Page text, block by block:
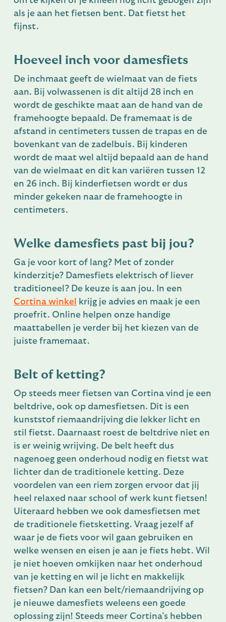
als je aan het fietsen bent. Dat fietst het
fijnst.
Hoeveel inch voor damesfiets
De inchmaat geeft de wielmaat van de fiets
aan. Bij volwassenen is dit altijd 28 inch en
wordt de geschikte maat aan de hand van de
framehoogte bepaald. De framemaat is de
afstand in centimeters tussen de trapas en de
bovenkant van de zadelbuis. Bij kinderen
wordt de maat wel altijd bepaald aan de hand
van de wielmaat en dit kan variëren tussen 12
en 26 inch. Bij kinderfietsen wordt er dus
minder gekeken naar de framehoogte in
centimeters.
Welke damesfiets past bij jou?
Ga je voor kort of lang? Met of zonder
kinderzitje? Damesfiets elektrisch of liever
traditioneel? De keuze is aan jou. In een
Cortina winkel
krijg je advies en maak je een
proefrit. Online helpen onze handige
maattabellen je verder bij het kiezen van de
juiste framemaat.
Belt of ketting?
Op steeds meer fietsen van Cortina vind je een
beltdrive, ook op damesfietsen. Dit is een
kunststof riemaandrijving die lekker licht en
stil fietst. Daarnaast roest de beltdrive niet en
is er weinig wrijving. De belt heeft dus
nagenoeg geen onderhoud nodig en fietst wat
lichter dan de traditionele ketting. Deze
voordelen van een riem zorgen ervoor dat jij
heel relaxed naar school of werk kunt fietsen!
Uiteraard hebben we ook damesfietsen met
de traditionele fietsketting. Vraag jezelf af
waar je de fiets voor wil gaan gebruiken en
welke wensen en eisen je aan je fiets hebt. Wil
je niet hoeven omkijken naar het onderhoud
van je ketting en wil je licht en makkelijk
fietsen? Dan kan een belt/riemaandrijving op
je nieuwe damesfiets weleens een goede
oplossing zijn! Steeds meer Cortina’s hebben